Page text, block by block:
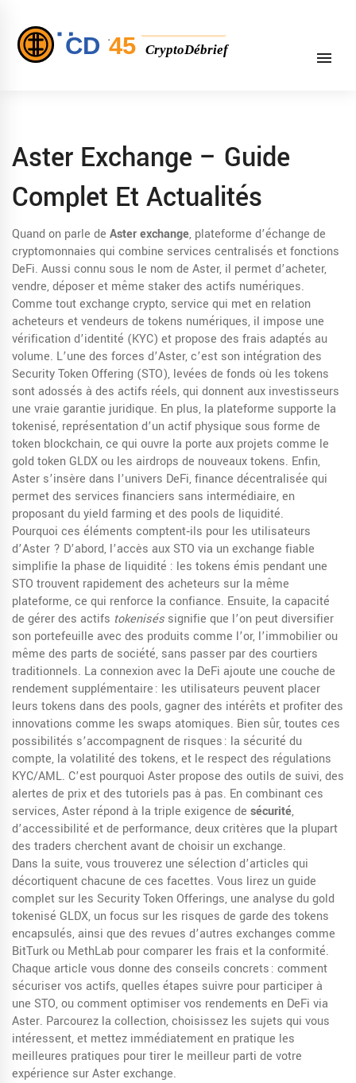
Aster Exchange – Guide
Complet Et Actualités
Quand on parle de Aster exchange, plateforme d’échange de
cryptomonnaies qui combine services centralisés et fonctions
DeFi. Aussi connu sous le nom de Aster, il permet d’acheter,
vendre, déposer et même staker des actifs numériques.
Comme toutexchange crypto, service qui met en relation
acheteurs et vendeurs de tokens numériques, il impose une
vérification d’identité (KYC) et propose des frais adaptés au
volume. L’une des forces d’Aster, c’est son intégration des
Security Token Offering (STO), levées de fonds où les tokens
sont adossés à des actifs réels, qui donnent aux investisseurs
une vraie garantie juridique. En plus, la plateforme supporte la
tokenisé, représentation d’un actif physique sous forme de
token blockchain, ce qui ouvre la porte aux projets comme le
gold token GLDX ou les airdrops de nouveaux tokens. Enfin,
Aster s’insère dans l’univers DeFi,finance décentralisée qui
permet des services financiers sans intermédiaire, en
proposant du yield farming et des pools de liquidité.
Pourquoi ces éléments comptent‑ils pour les utilisateurs
d’Aster ? D’abord, l’accès aux STO via un exchange fiable
simplifie la phase de liquidité : les tokens émis pendant une
STO trouvent rapidement des acheteurs sur la même
plateforme, ce qui renforce la confiance. Ensuite, la capacité
de gérer des actifs tokenisés signifie que l’on peut diversifier
son portefeuille avec des produits comme l’or, l’immobilier ou
même des parts de société, sans passer par des courtiers
traditionnels. La connexion avec la DeFi ajoute une couche de
rendement supplémentaire : les utilisateurs peuvent placer
leurs tokens dans des pools, gagner des intérêts et profiter des
innovations comme les swaps atomiques. Bien sûr, toutes ces
possibilités s’accompagnent de risques : la sécurité du
compte, la volatilité des tokens, et le respect des régulations
KYC/AML. C’est pourquoi Aster propose des outils de suivi, des
alertes de prix et des tutoriels pas à pas. En combinant ces
services, Aster répond à la triple exigence de sécurité,
d’accessibilité et de performance, deux critères que la plupart
des traders cherchent avant de choisir un exchange.
Dans la suite, vous trouverez une sélection d’articles qui
décortiquent chacune de ces facettes. Vous lirez un guide
complet sur les Security Token Offerings, une analyse du gold
tokenisé GLDX, un focus sur les risques de garde des tokens
encapsulés, ainsi que des revues d’autres exchanges comme
BitTurk ou MethLab pour comparer les frais et la conformité.
Chaque article vous donne des conseils concrets : comment
sécuriser vos actifs, quelles étapes suivre pour participer à
une STO, ou comment optimiser vos rendements en DeFi via
Aster. Parcourez la collection, choisissez les sujets qui vous
intéressent, et mettez immédiatement en pratique les
meilleures pratiques pour tirer le meilleur parti de votre
expérience sur Aster exchange.